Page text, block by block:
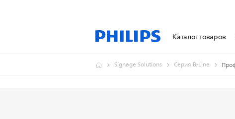
Каталог товаров
Signage Solutions Серия B-Line